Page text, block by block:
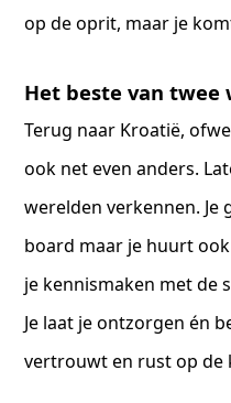
op de oprit, maar je
Het beste van twee
Terug naar Kroatië,
ook net even anders.
werelden verkennen. Je
board maar je huurt
je kennismaken met de
Je laat je ontzorgen én
vertrouwt en rust op de